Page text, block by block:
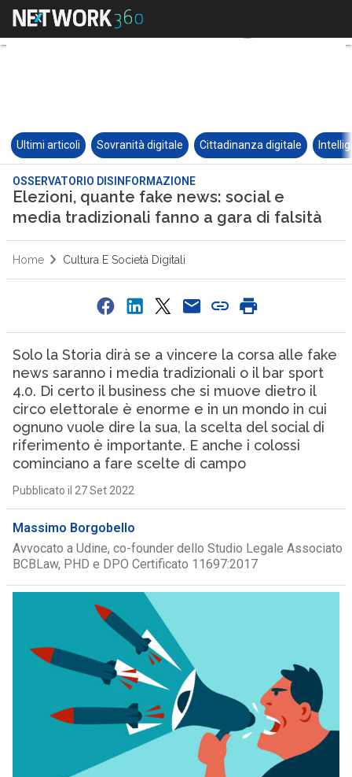
Ultimi articoli Sovranità digitale Cittadinanza digitale
OSSERVATORIO DISINFORMAZIONE
Elezioni, quante fake news: social e
media tradizionali fanno a gara di falsità
Home Cultura E Società Digitali
Solo la Storia dirà se a vincere la corsa alle fake
news saranno i media tradizionali o il bar sport
4.0. Di certo il business che si muove dietro il
circo elettorale è enorme e in un mondo in cui
ognuno vuole dire la sua, la scelta del social di
riferimento è importante. E anche i colossi
cominciano a fare scelte di campo
Pubblicato il 27 Set 2022
Massimo Borgobello
Avvocato a Udine, co-founder dello Studio Legale Associato
BCBLaw, PHD e DPO Certificato 11697:2017